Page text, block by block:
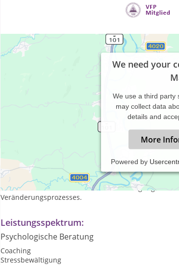
We need your
We use a third party
may collect data
details and
More
Powered by
Im Coaching unterstütze und begleite ich Sie,
gestalten, Lösungen zu entwickeln und Ihre Ziele zu
und meine Rolle als Ihr Coach in der Anregung Ihrer
Veränderungsprozesses.
Leistungsspektrum:
Psychologische Beratung
Coaching
Stressbewältigung